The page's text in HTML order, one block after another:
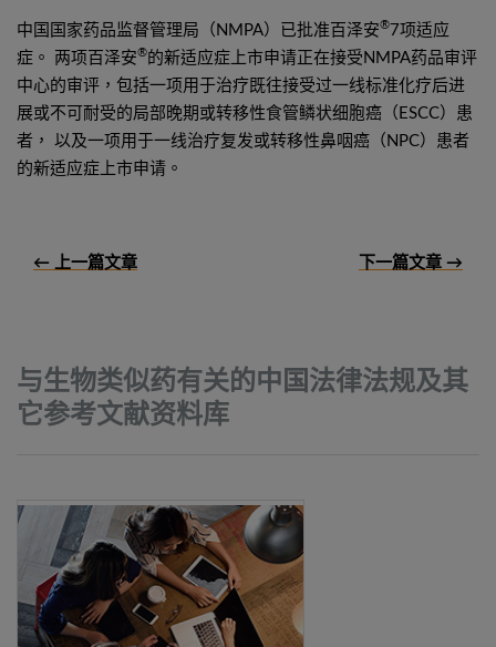
中国国家药品监督管理局（NMPA）已批准百泽安®7项适应
症。 两项百泽安®的新适应症上市申请正在接受NMPA药品审评
中心的审评，包括一项用于治疗既往接受过一线标准化疗后进
展或不可耐受的局部晚期或转移性食管鳞状细胞癌（ESCC）患
者， 以及一项用于一线治疗复发或转移性鼻咽癌（NPC）患者
的新适应症上市申请。
← 上一篇文章 下一篇文章 →
与生物类似药有关的中国法律法规及其
它参考文献资料库